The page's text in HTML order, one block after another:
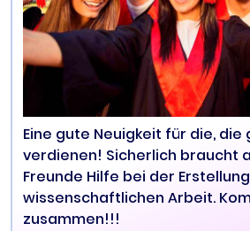
Eine gute Neuigkeit für die, die
verdienen! Sicherlich braucht
Freunde Hilfe bei der
wissenschaftlichen Arbeit.
zusammen!!!